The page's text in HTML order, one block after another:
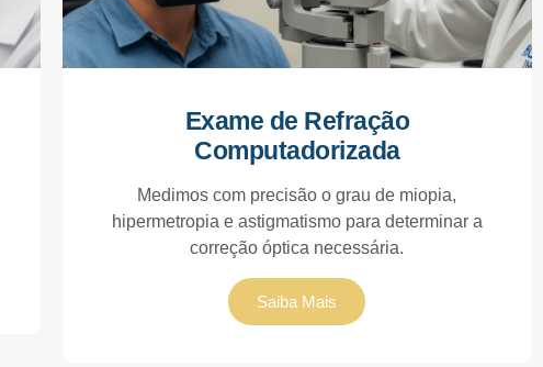
Exame de Refração
Computadorizada
Medimos com precisão o grau de miopia,
hipermetropia e astigmatismo para determinar a
correção óptica necessária.
Saiba Mais